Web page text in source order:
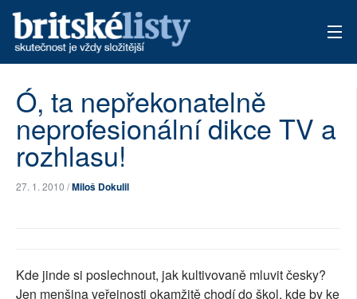
ARCHIV
TÉMATA
AUTOŘI
Ó, ta nepřekonatelně
neprofesionální dikce TV a
rozhlasu!
27. 1. 2010 /Miloš Dokulil
Kde jinde si poslechnout, jak kultivovaně mluvit česky?
Jen menšina veřejnosti okamžitě chodí do škol, kde by ke